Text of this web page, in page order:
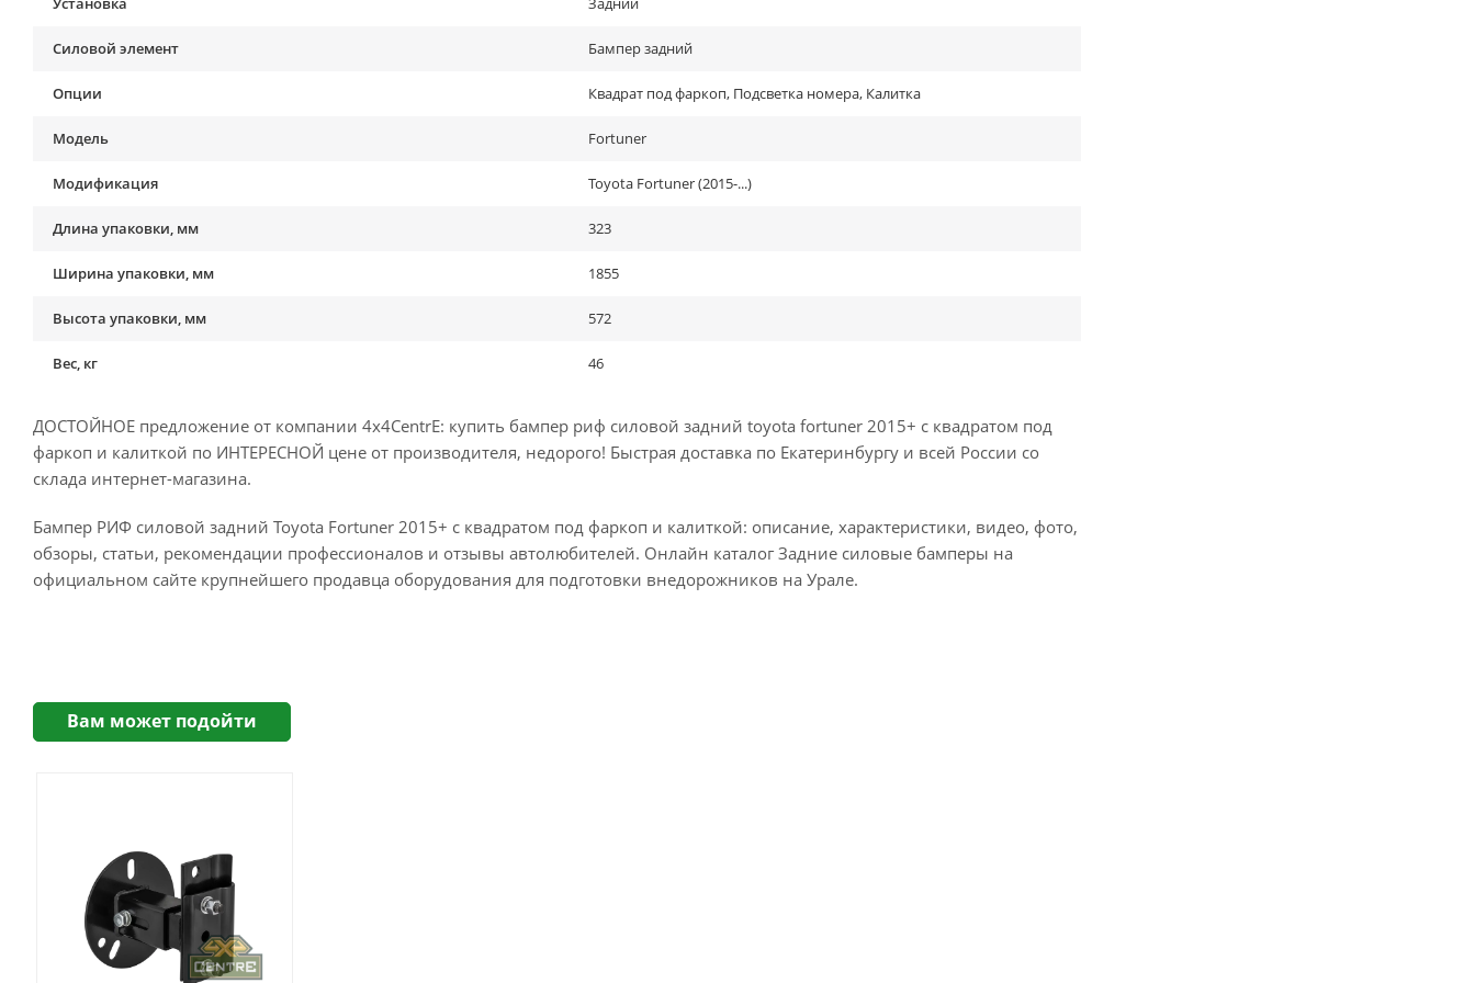
Силовой элемент Бампер задний
Опции Квадрат под фаркоп, Подсветка номера, Калитка
Модель Fortuner
Модификация Toyota Fortuner (2015-...)
Длина упаковки, мм 323
Ширина упаковки, мм 1855
Высота упаковки, мм 572
Вес, кг 46
ДОСТОЙНОЕ предложение от компании 4x4CentrE: купить бампер риф силовой задний toyota fortuner 2015+ c квадратом под
фаркоп и калиткой по ИНТЕРЕСНОЙ цене от производителя, недорого! Быстрая доставка по Екатеринбургу и всей России со
склада интернет-магазина.
Бампер РИФ силовой задний Toyota Fortuner 2015+ c квадратом под фаркоп и калиткой: описание, характеристики, видео, фото,
обзоры, статьи, рекомендации профессионалов и отзывы автолюбителей. Онлайн каталог Задние силовые бамперы на
официальном сайте крупнейшего продавца оборудования для подготовки внедорожников на Урале.
Вам может подойти